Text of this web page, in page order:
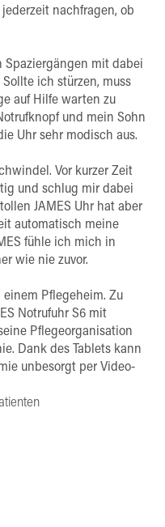
nachfragen, ob
Spaziergängen mit dabei
ich stürzen, muss
auf Hilfe warten zu
und mein Sohn
Uhr sehr modisch aus.
Vor kurzer Zeit
und schlug mir dabei
JAMES Uhr hat aber
automatisch meine
fühle ich mich in
wie nie zuvor.
Pflegeheim. Zu
Notrufuhr S6 mit
Pflegeorganisation
Dank des Tablets kann
unbesorgt per Video-